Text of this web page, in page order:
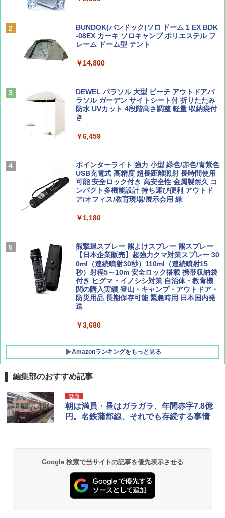
ディズニーファン ２０２６年 ９月号 [雑
誌] (ＤＩＳＮＥＹ ＦＡＮ)
山と溪谷 2026年8月号「南アルプス大全」
￥1,540
￥1,540
AIRLINE（エアライン）2026年9月号【特
￥1,760
地球の歩き方 スター・ウォーズ
￥2,695
僕が見た未来【完全版】
￥0
球の歩き方A ヨーロッパ
￥2,479
A26 地球の歩き方 チェコ ポーランド スロヴ
￥2,277
PYKES PEAK (パイクスピーク) 着替えテン
人用 折りたたみ 防災グッズ 災害用トイレ ビ
￥4,980
テント ワンタッチ RENEW 幅200 2-3人用 43
￥5,999
[キャンパーズコレクション 山善] 傘みたいに
広げるだけ パッとサッとテント ブラックコ
簡単設置 ポップアップテント エクルベージ
￥9,990
[キャンパーズコレクション 山善] 傘みたいに
広げるだけ パッとサッとテント キューブワ
イド ブラックコーティング フルクローズ メ
ッシュ 4人用 簡単設置 ポップアップテント P
ATCW-150B エクルベージュ
￥-
BUNDOK(バンドック)ソロ ドーム 1 EX BDK
-08EX カーキ ソロキャンプ ポリエステル フ
レーム ドーム型 テント
￥14,800
DEWEL パラソル 大型 ビーチ アウトドアパ
ラソル ガーデン サイトシート付 折りたたみ
防水 UVカット 4段階高さ調整 軽量 収納袋付
き
￥6,459
ポインターライト 強力 小型 緑色/赤色/青紫色
USB充電式 高精度 超長距離照射 長時間使用
可能 安全ロック付き 高安全性 金属製耐久 コ
ンパクト多機能設計 持ち運び便利 アウトド
ア/オフィス/教育現場/展示会用 緑
￥1,180
熊撃退スプレー 熊よけスプレー 熊スプレー
【日本企業販売】超強力クマ対策スプレー 30
0ml（連続噴射30秒）110ml（連続噴射15
秒）射程5～10m 安全ロック搭載 携帯収納袋
付き ヒグマ・イノシシ対策 自治体・教育機
関の購入実績 登山・キャンプ・アウトドア・
防災用品 長期保存可能 緊急時用 日本国内発
送
￥3,680
Amazonランキングをもっと見る
編集部のおすすめ記事
話題
朝は満員・昼はガラガラ、年間赤字7.8億
円。名鉄蒲郡線、それでも存続する事情
Google 検索で当サイトの記事を優先表示させる